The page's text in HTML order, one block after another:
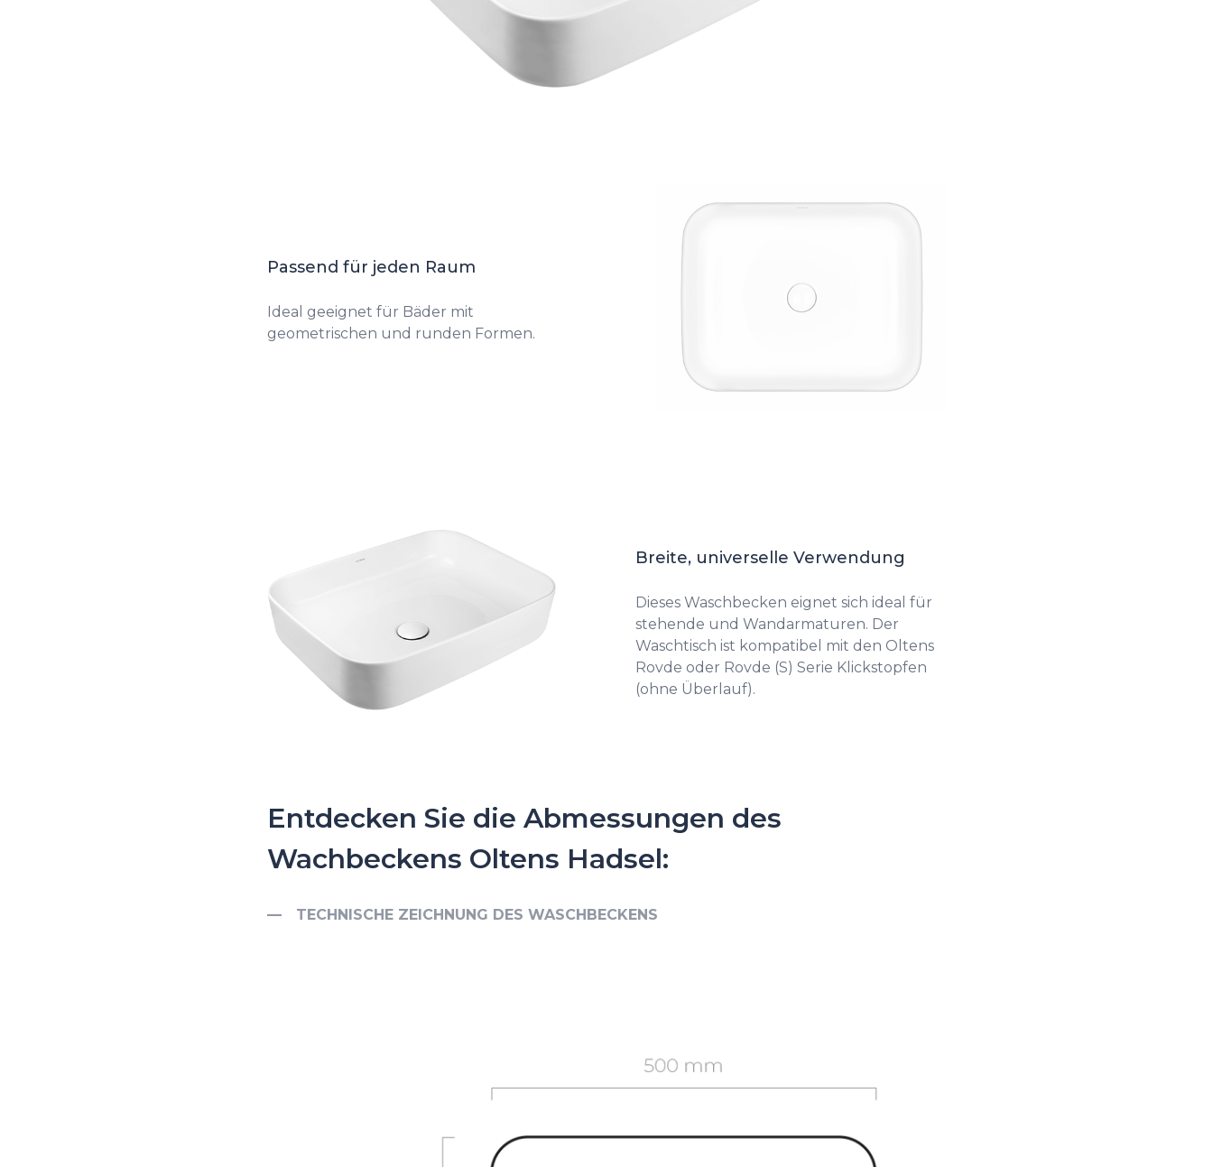
Passend für jeden Raum
Ideal geeignet für Bäder mit
geometrischen und runden Formen.
Breite, universelle Verwendung
Dieses Waschbecken eignet sich ideal für
stehende und Wandarmaturen. Der
Waschtisch ist kompatibel mit den Oltens
Rovde oder Rovde (S) Serie Klickstopfen
(ohne Überlauf).
Entdecken Sie die Abmessungen des
Wachbeckens Oltens Hadsel:
TECHNISCHE ZEICHNUNG DES WASCHBECKENS